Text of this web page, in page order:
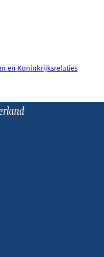
en Koninkrijksrelaties